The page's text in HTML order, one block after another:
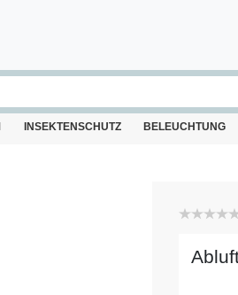
INSEKTENSCHUTZ BELEUCHTUNG